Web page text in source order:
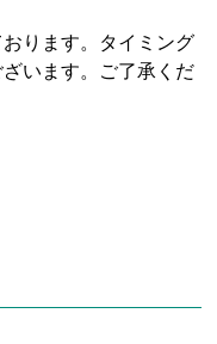
ります。タイミング
います。ご了承くだ